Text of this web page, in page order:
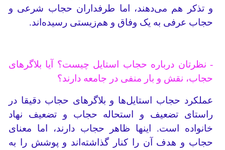
و تذکر هم می‌دهند، اما طرفداران حجاب شرعی و
حجاب عرفی به یک وفاق و هم‌زیستی رسیده‌اند.
- نظرتان درباره حجاب استایل چیست؟ آیا بلاگرهای
حجاب، نقش و بار منفی در جامعه دارند؟
عملکرد حجاب استایل‌ها و بلاگرهای حجاب دقیقا در
راستای تضعیف و استحاله حجاب و تضعیف نهاد
خانواده است. اینها ظاهر حجاب دارند، اما معنای
حجاب و هدف آن را کنار گذاشته‌اند و پوشش را به